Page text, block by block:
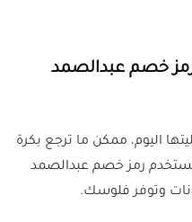
رمز خصم عبدالصمد
اليوم، ممكن ما ترجع بكرة
رمز خصم عبدالصمد